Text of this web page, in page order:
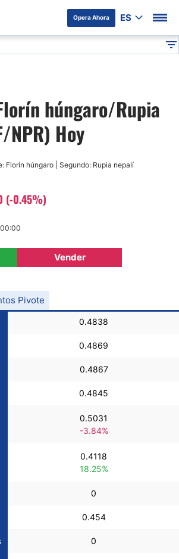
Opera Ahora ES
húngaro/Rupia
NPR) Hoy
Florín húngaro | Segundo: Rupia nepalí
(-0.45%)
Vender
0.4838
0.4869
0.4867
0.4845
0.5031
-3.84%
0.4118
18.25%
0
0.454
0
Pivote